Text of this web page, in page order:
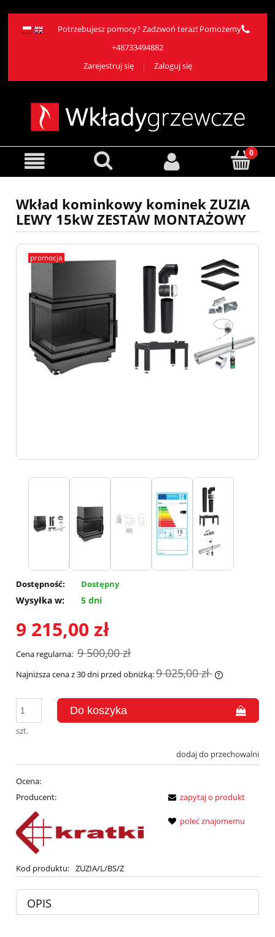
Potrzebujesz pomocy? Zadzwoń teraz! Pomożemy
+48733494882
Zarejestruj się
Zaloguj się
Wkład kominkowy kominek ZUZIA
LEWY 15kW ZESTAW MONTAŻOWY
promocja
Dostępność: Dostępny
Wysyłka w: 5 dni
9 215,00 zł
Cena regularna: 9 500,00 zł
Najniższa cena z 30 dni przed obniżką:9 025,00 zł
30 dni,
momentu,
sprzedaży.
szt.
dodaj do przechowalni
Ocena:
Producent:
Kod produktu: ZUZIA/L/BS/Z
zapytaj o produkt
poleć znajomemu
OPIS